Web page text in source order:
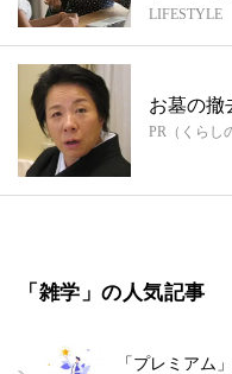
LIFESTYLE
お墓の撤
PR（くらし
「雑学」の人気記事
「プレミアム